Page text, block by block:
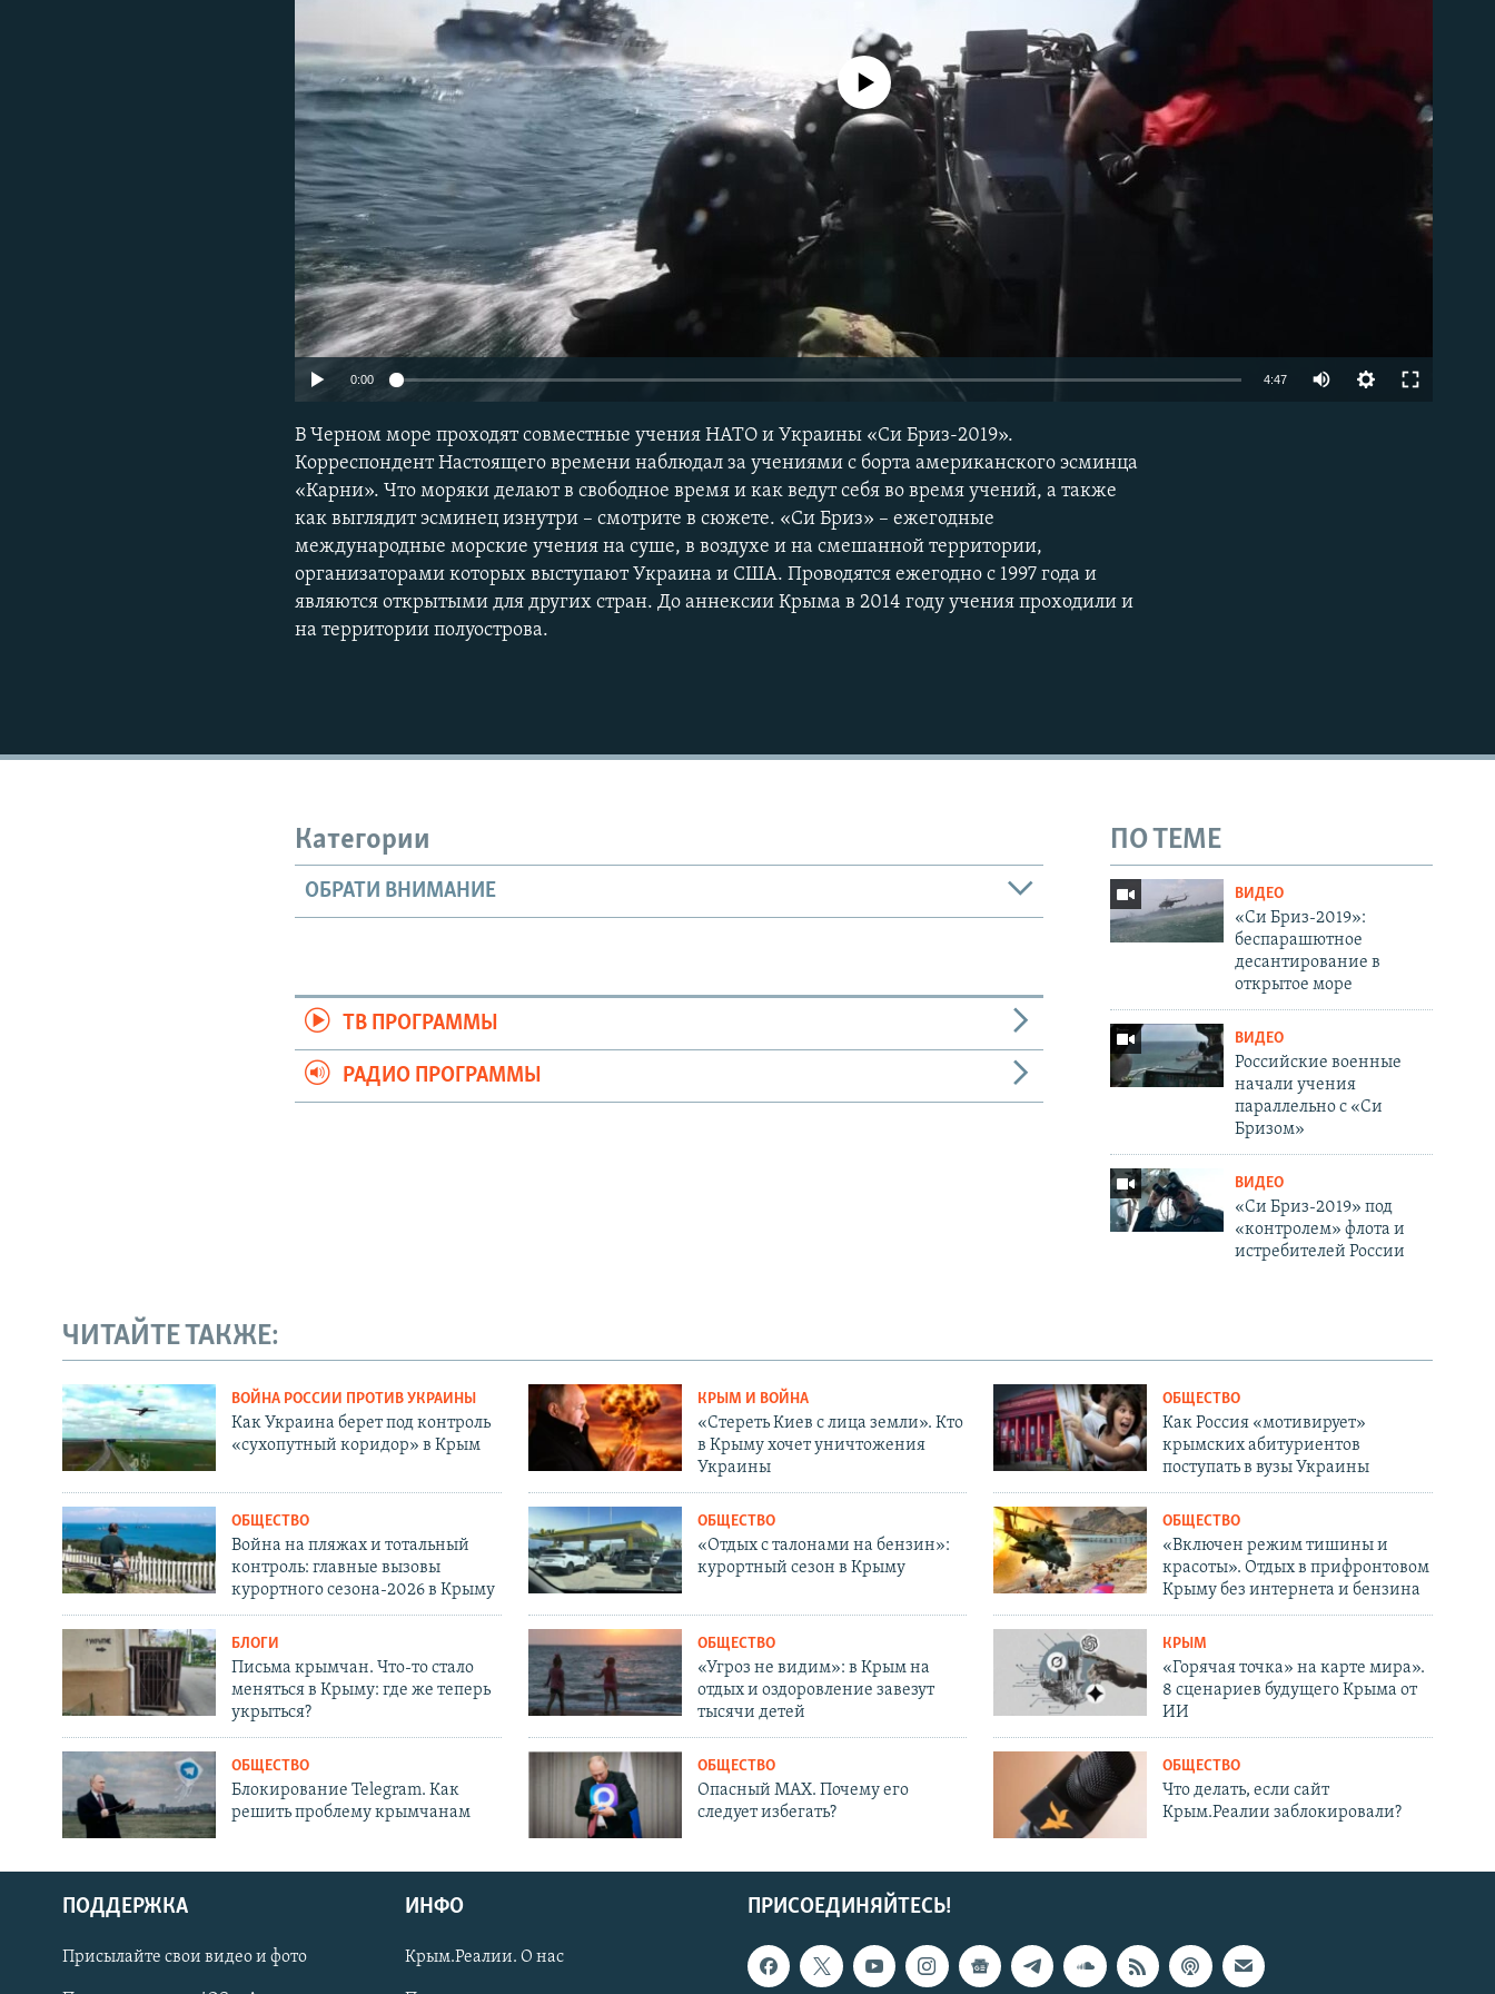
Українською
No media source currently available
0:00 4:47
В Черном море проходят совместные учения НАТО и Украины «Си Бриз-2019».
Корреспондент Настоящего времени наблюдал за учениями с борта американского эсминца
«Карни». Что моряки делают в свободное время и как ведут себя во время учений, а также
как выглядит эсминец изнутри – смотрите в сюжете. «Си Бриз» – ежегодные
международные морские учения на суше, в воздухе и на смешанной территории,
организаторами которых выступают Украина и США. Проводятся ежегодно с 1997 года и
являются открытыми для других стран. До аннексии Крыма в 2014 году учения проходили и
на территории полуострова.
ПО ТЕМЕ
ВИДЕО
«Си Бриз-2019»:
беспарашютное
десантирование в
открытое море
ВИДЕО
Российские военные
начали учения
параллельно с «Си
Бризом»
ВИДЕО
«Си Бриз-2019» под
«контролем» флота и
истребителей России
Категории
ОБРАТИ ВНИМАНИЕ
ТВ ПРОГРАММЫ
РАДИО ПРОГРАММЫ
ЧИТАЙТЕ ТАКЖЕ:
ВОЙНА РОССИИ ПРОТИВ УКРАИНЫ
Как Украина берет под контроль
«сухопутный коридор» в Крым
КРЫМ И ВОЙНА
«Стереть Киев с лица земли». Кто
в Крыму хочет уничтожения
Украины
ОБЩЕСТВО
Как Россия «мотивирует»
крымских абитуриентов
поступать в вузы Украины
ОБЩЕСТВО
Война на пляжах и тотальный
контроль: главные вызовы
курортного сезона-2026 в Крыму
ОБЩЕСТВО
«Отдых с талонами на бензин»:
курортный сезон в Крыму
ОБЩЕСТВО
«Включен режим тишины и
красоты». Отдых в прифронтовом
Крыму без интернета и бензина
БЛОГИ
Письма крымчан. Что-то стало
меняться в Крыму: где же теперь
укрыться?
ОБЩЕСТВО
«Угроз не видим»: в Крым на
отдых и оздоровление завезут
тысячи детей
КРЫМ
«Горячая точка» на карте мира».
8 сценариев будущего Крыма от
ИИ
ОБЩЕСТВО
Блокирование Telegram. Как
решить проблему крымчанам
ОБЩЕСТВО
Опасный MAX. Почему его
следует избегать?
ОБЩЕСТВО
Что делать, если сайт
Крым.Реалии заблокировали?
ПРИСОЕДИНЯЙТЕСЬ!
ПОДДЕРЖКА
Присылайте свои видео и фото
ИНФО
Крым.Реалии. О нас